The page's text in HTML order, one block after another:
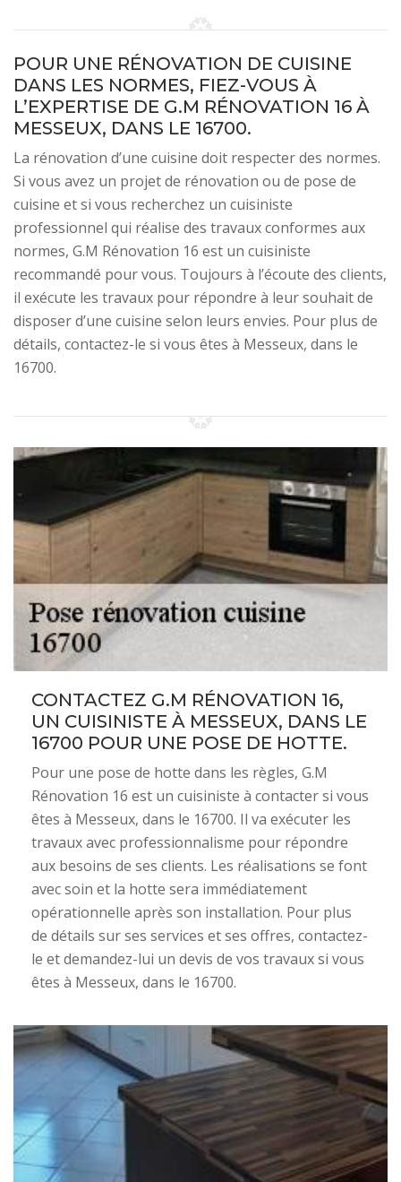
POUR UNE RÉNOVATION DE CUISINE
DANS LES NORMES, FIEZ-VOUS À
L’EXPERTISE DE G.M RÉNOVATION 16 À
MESSEUX, DANS LE 16700.
La rénovation d’une cuisine doit respecter des normes.
Si vous avez un projet de rénovation ou de pose de
cuisine et si vous recherchez un cuisiniste
professionnel qui réalise des travaux conformes aux
normes, G.M Rénovation 16 est un cuisiniste
recommandé pour vous. Toujours à l’écoute des clients,
il exécute les travaux pour répondre à leur souhait de
disposer d’une cuisine selon leurs envies. Pour plus de
détails, contactez-le si vous êtes à Messeux, dans le
16700.
CONTACTEZ G.M RÉNOVATION 16,
UN CUISINISTE À MESSEUX, DANS LE
16700 POUR UNE POSE DE HOTTE.
Pour une pose de hotte dans les règles, G.M
Rénovation 16 est un cuisiniste à contacter si vous
êtes à Messeux, dans le 16700. Il va exécuter les
travaux avec professionnalisme pour répondre
aux besoins de ses clients. Les réalisations se font
avec soin et la hotte sera immédiatement
opérationnelle après son installation. Pour plus
de détails sur ses services et ses offres, contactez-
le et demandez-lui un devis de vos travaux si vous
êtes à Messeux, dans le 16700.